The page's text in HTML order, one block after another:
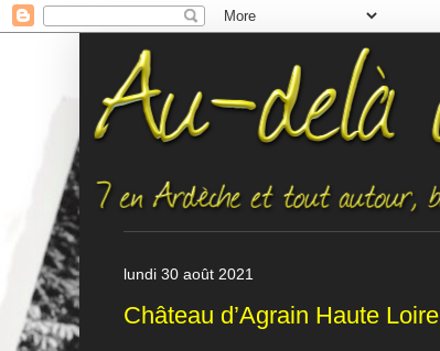
lundi 30 août 2021
Château d’Agrain Haute Loire